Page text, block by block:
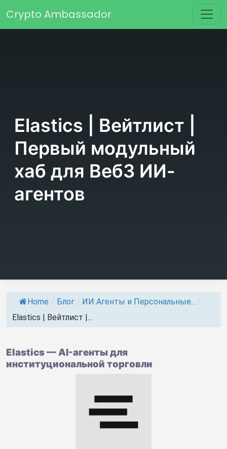
Основная навигация
Crypto Ambassador
Elastics | Вейтлист |
Первый модульный
хаб для Веб3 ИИ-
агентов
Home / Блог / ИИ Агенты и Персональные... /
Elastics | Вейтлист |...
Elastics — AI-агенты для
институциональной торговли